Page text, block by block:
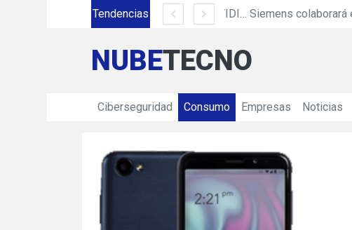
Tendencias Siemens colaborará en
NUBETECNO
Ciberseguridad Consumo Empresas Noticias